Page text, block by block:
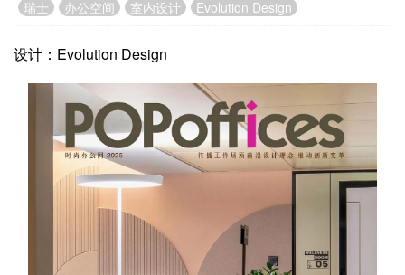
头条资讯
人 物
地 产
快速搜索
瑞士 办公空间 室内设计 Evolution Design
设计：Evolution Design